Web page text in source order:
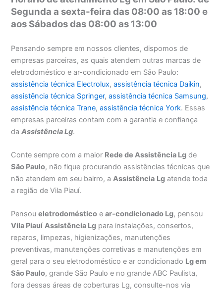
Segunda a sexta-feira das 08:00 as 18:00 e
aos Sábados das 08:00 as 13:00
Pensando sempre em nossos clientes, dispomos de
empresas parceiras, as quais atendem outras marcas de
eletrodoméstico e ar-condicionado em São Paulo:
assistência técnica Electrolux,assistência técnica Daikin,
assistência técnica Springer,assistência técnica Samsung,
assistência técnica Trane,assistência técnica York. Essas
empresas parceiras contam com a garantia e confiança
daAssistência Lg.
Conte sempre com a maior Rede de Assistência Lg de
São Paulo, não fique procurando assistências técnicas que
não atendem em seu bairro, aAssistência Lg atende toda
a região de Vila Piauí.
Pensoueletrodoméstico ear-condicionado Lg, pensou
Vila Piauí Assistência Lg para instalações, consertos,
reparos, limpezas, higienizações, manutenções
preventivas, manutenções corretivas e manutenções em
geral para o seu eletrodoméstico e ar condicionado Lg em
São Paulo, grande São Paulo e no grande ABC Paulista,
fora dessas áreas de coberturas Lg, consulte-nos via